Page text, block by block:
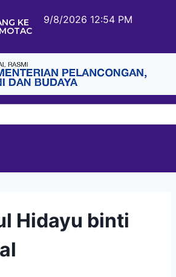
KE 9/8/2026 12:54 PM
Hidayu binti